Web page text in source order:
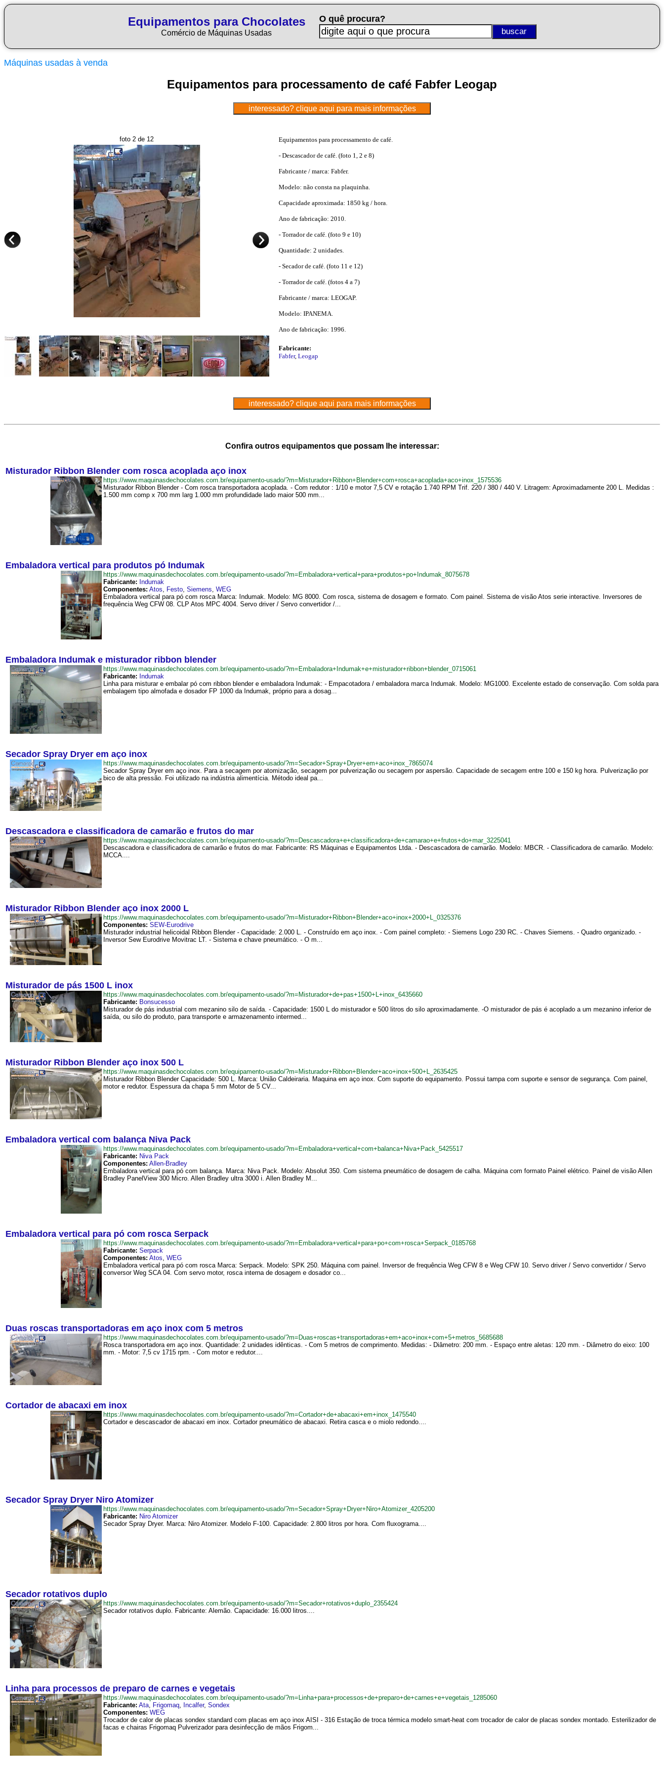
Equipamentos para Chocolates
Comércio de Máquinas Usadas
O quê procura?
Máquinas usadas à venda
Equipamentos para processamento de café Fabfer Leogap
foto 2 de 12 Equipamentos para processamento de café.
- Descascador de café. (foto 1, 2 e 8)
Fabricante / marca: Fabfer.
Modelo: não consta na plaquinha.
Capacidade aproximada: 1850 kg / hora.
Ano de fabricação: 2010.
- Torrador de café. (foto 9 e 10)
Quantidade: 2 unidades.
- Secador de café. (foto 11 e 12)
- Torrador de café. (fotos 4 a 7)
Fabricante / marca: LEOGAP.
Modelo: IPANEMA.
Ano de fabricação: 1996.
Fabricante:
Fabfer, Leogap
Confira outros equipamentos que possam lhe interessar:
Misturador Ribbon Blender com rosca acoplada aço inox
https://www.maquinasdechocolates.com.br/equipamento-usado/?m=Misturador+Ribbon+Blender+com+rosca+acoplada+aco+inox_1575536
Misturador Ribbon Blender - Com rosca transportadora acoplada. - Com redutor : 1/10 e motor 7,5 CV e rotação 1.740 RPM Trif. 220 / 380 / 440 V. Litragem: Aproximadamente 200 L. Medidas :
1.500 mm comp x 700 mm larg 1.000 mm profundidade lado maior 500 mm...
Embaladora vertical para produtos pó Indumak
https://www.maquinasdechocolates.com.br/equipamento-usado/?m=Embaladora+vertical+para+produtos+po+Indumak_8075678
Fabricante: Indumak
Componentes: Atos, Festo, Siemens, WEG
Embaladora vertical para pó com rosca Marca: Indumak. Modelo: MG 8000. Com rosca, sistema de dosagem e formato. Com painel. Sistema de visão Atos serie interactive. Inversores de
frequência Weg CFW 08. CLP Atos MPC 4004. Servo driver / Servo convertidor /...
Embaladora Indumak e misturador ribbon blender
https://www.maquinasdechocolates.com.br/equipamento-usado/?m=Embaladora+Indumak+e+misturador+ribbon+blender_0715061
Fabricante: Indumak
Linha para misturar e embalar pó com ribbon blender e embaladora Indumak: - Empacotadora / embaladora marca Indumak. Modelo: MG1000. Excelente estado de conservação. Com solda para
embalagem tipo almofada e dosador FP 1000 da Indumak, próprio para a dosag...
Secador Spray Dryer em aço inox
https://www.maquinasdechocolates.com.br/equipamento-usado/?m=Secador+Spray+Dryer+em+aco+inox_7865074
Secador Spray Dryer em aço inox. Para a secagem por atomização, secagem por pulverização ou secagem por aspersão. Capacidade de secagem entre 100 e 150 kg hora. Pulverização por
bico de alta pressão. Foi utilizado na indústria alimentícia. Método ideal pa...
Descascadora e classificadora de camarão e frutos do mar
https://www.maquinasdechocolates.com.br/equipamento-usado/?m=Descascadora+e+classificadora+de+camarao+e+frutos+do+mar_3225041
Descascadora e classificadora de camarão e frutos do mar. Fabricante: RS Máquinas e Equipamentos Ltda. - Descascadora de camarão. Modelo: MBCR. - Classificadora de camarão. Modelo:
MCCA....
Misturador Ribbon Blender aço inox 2000 L
https://www.maquinasdechocolates.com.br/equipamento-usado/?m=Misturador+Ribbon+Blender+aco+inox+2000+L_0325376
Componentes: SEW-Eurodrive
Misturador industrial helicoidal Ribbon Blender - Capacidade: 2.000 L. - Construído em aço inox. - Com painel completo: - Siemens Logo 230 RC. - Chaves Siemens. - Quadro organizado. -
Inversor Sew Eurodrive Movitrac LT. - Sistema e chave pneumático. - O m...
Misturador de pás 1500 L inox
https://www.maquinasdechocolates.com.br/equipamento-usado/?m=Misturador+de+pas+1500+L+inox_6435660
Fabricante: Bonsucesso
Misturador de pás industrial com mezanino silo de saída. - Capacidade: 1500 L do misturador e 500 litros do silo aproximadamente. -O misturador de pás é acoplado a um mezanino inferior de
saída, ou silo do produto, para transporte e armazenamento intermed...
Misturador Ribbon Blender aço inox 500 L
https://www.maquinasdechocolates.com.br/equipamento-usado/?m=Misturador+Ribbon+Blender+aco+inox+500+L_2635425
Misturador Ribbon Blender Capacidade: 500 L. Marca: União Caldeiraria. Maquina em aço inox. Com suporte do equipamento. Possui tampa com suporte e sensor de segurança. Com painel,
motor e redutor. Espessura da chapa 5 mm Motor de 5 CV...
Embaladora vertical com balança Niva Pack
https://www.maquinasdechocolates.com.br/equipamento-usado/?m=Embaladora+vertical+com+balanca+Niva+Pack_5425517
Fabricante: Niva Pack
Componentes: Allen-Bradley
Embaladora vertical para pó com balança. Marca: Niva Pack. Modelo: Absolut 350. Com sistema pneumático de dosagem de calha. Máquina com formato Painel elétrico. Painel de visão Allen
Bradley PanelView 300 Micro. Allen Bradley ultra 3000 i. Allen Bradley M...
Embaladora vertical para pó com rosca Serpack
https://www.maquinasdechocolates.com.br/equipamento-usado/?m=Embaladora+vertical+para+po+com+rosca+Serpack_0185768
Fabricante: Serpack
Componentes: Atos, WEG
Embaladora vertical para pó com rosca Marca: Serpack. Modelo: SPK 250. Máquina com painel. Inversor de frequência Weg CFW 8 e Weg CFW 10. Servo driver / Servo convertidor / Servo
conversor Weg SCA 04. Com servo motor, rosca interna de dosagem e dosador co...
Duas roscas transportadoras em aço inox com 5 metros
https://www.maquinasdechocolates.com.br/equipamento-usado/?m=Duas+roscas+transportadoras+em+aco+inox+com+5+metros_5685688
Rosca transportadora em aço inox. Quantidade: 2 unidades idênticas. - Com 5 metros de comprimento. Medidas: - Diâmetro: 200 mm. - Espaço entre aletas: 120 mm. - Diâmetro do eixo: 100
mm. - Motor: 7,5 cv 1715 rpm. - Com motor e redutor....
Cortador de abacaxi em inox
https://www.maquinasdechocolates.com.br/equipamento-usado/?m=Cortador+de+abacaxi+em+inox_1475540
Cortador e descascador de abacaxi em inox. Cortador pneumático de abacaxi. Retira casca e o miolo redondo....
Secador Spray Dryer Niro Atomizer
https://www.maquinasdechocolates.com.br/equipamento-usado/?m=Secador+Spray+Dryer+Niro+Atomizer_4205200
Fabricante: Niro Atomizer
Secador Spray Dryer. Marca: Niro Atomizer. Modelo F-100. Capacidade: 2.800 litros por hora. Com fluxograma....
Secador rotativos duplo
https://www.maquinasdechocolates.com.br/equipamento-usado/?m=Secador+rotativos+duplo_2355424
Secador rotativos duplo. Fabricante: Alemão. Capacidade: 16.000 litros....
Linha para processos de preparo de carnes e vegetais
https://www.maquinasdechocolates.com.br/equipamento-usado/?m=Linha+para+processos+de+preparo+de+carnes+e+vegetais_1285060
Fabricante: Ata, Frigomaq, Incalfer, Sondex
Componentes: WEG
Trocador de calor de placas sondex standard com placas em aço inox AISI - 316 Estação de troca térmica modelo smart-heat com trocador de calor de placas sondex montado. Esterilizador de
facas e chairas Frigomaq Pulverizador para desinfecção de mãos Frigom...